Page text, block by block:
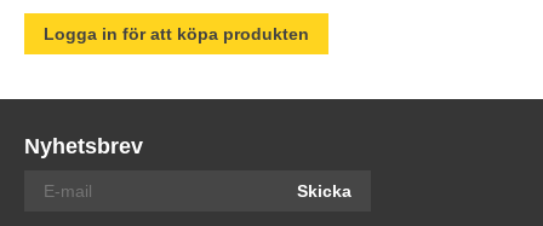
Logga in för att köpa produkten
Nyhetsbrev
Skicka